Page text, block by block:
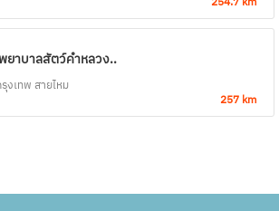
ยาบาลสัตว์คำหลวง..
งเทพ สายไหม
257 km